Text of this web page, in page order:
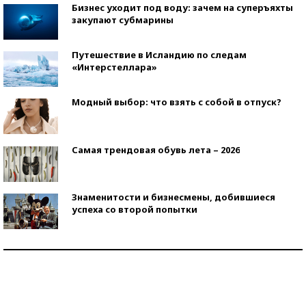
Бизнес уходит под воду: зачем на суперъяхты
закупают субмарины
Путешествие в Исландию по следам
«Интерстеллара»
Модный выбор: что взять с собой в отпуск?
Самая трендовая обувь лета – 2026
Знаменитости и бизнесмены, добившиеся
успеха со второй попытки